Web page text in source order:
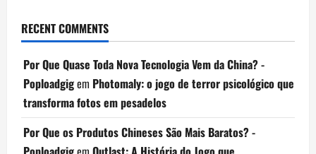
RECENT COMMENTS
Por Que Quase Toda Nova Tecnologia Vem da China? -
Poploadgigem Photomaly: o jogo de terror psicológico que
transforma fotos em pesadelos
Por Que os Produtos Chineses São Mais Baratos? -